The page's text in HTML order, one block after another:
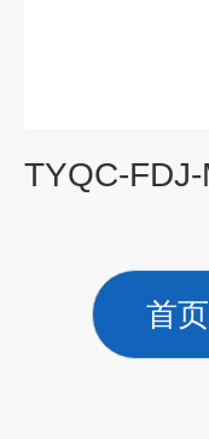
首页